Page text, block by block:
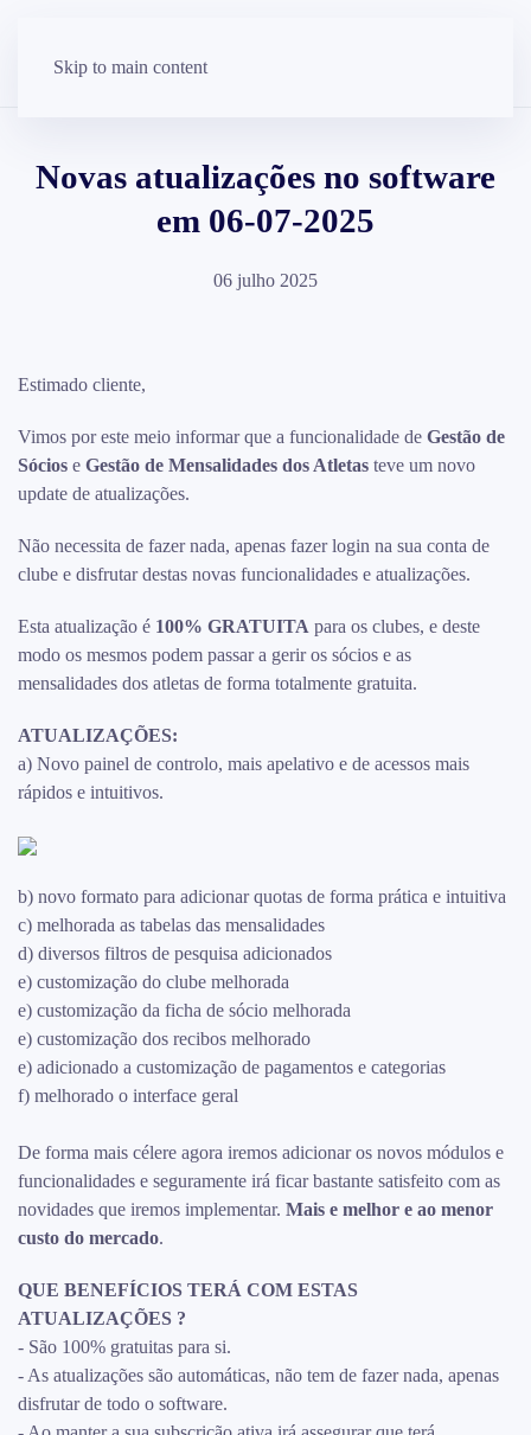
Skip to main content
Novas atualizações no software
em 06-07-2025
06 julho 2025
Estimado cliente,
Vimos por este meio informar que a funcionalidade de Gestão de
Sócios e Gestão de Mensalidades dos Atletas teve um novo
update de atualizações.
Não necessita de fazer nada, apenas fazer login na sua conta de
clube e disfrutar destas novas funcionalidades e atualizações.
Esta atualização é 100% GRATUITA para os clubes, e deste
modo os mesmos podem passar a gerir os sócios e as
mensalidades dos atletas de forma totalmente gratuita.
ATUALIZAÇÕES:
a) Novo painel de controlo, mais apelativo e de acessos mais
rápidos e intuitivos.
b) novo formato para adicionar quotas de forma prática e intuitiva
c) melhorada as tabelas das mensalidades
d) diversos filtros de pesquisa adicionados
e) customização do clube melhorada
e) customização da ficha de sócio melhorada
e) customização dos recibos melhorado
e) adicionado a customização de pagamentos e categorias
f) melhorado o interface geral
De forma mais célere agora iremos adicionar os novos módulos e
funcionalidades e seguramente irá ficar bastante satisfeito com as
novidades que iremos implementar. Mais e melhor e ao menor
custo do mercado.
QUE BENEFÍCIOS TERÁ COM ESTAS
ATUALIZAÇÕES ?
- São 100% gratuitas para si.
- As atualizações são automáticas, não tem de fazer nada, apenas
disfrutar de todo o software.